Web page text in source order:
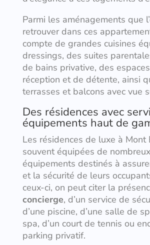
Parmi les aménagements que
retrouver dans ces
compte de grandes cuisines
dressings, des suites
de bains privative, des
réception et de détente, ainsi
terrasses et balcons avec vue
Des résidences avec
équipements haut de
Les résidences de luxe à Mont
souvent équipées de
équipements destinés à
et la sécurité de leurs
ceux-ci, on peut citer la
concierge, d’un service de
d’une piscine, d’une salle de
spa, d’un court de tennis ou
parking privatif.